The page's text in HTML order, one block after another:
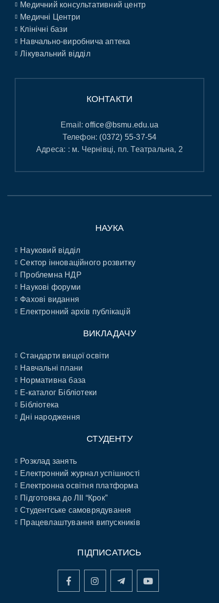
Медичний консультативний центр
Медичні Центри
Клінічні бази
Навчально-виробнича аптека
Лікувальний відділ
КОНТАКТИ
Email:office@bsmu.edu.ua
Телефон: (0372) 55-37-54
Адреса: : м. Чернівці, пл. Театральна, 2
НАУКА
Науковий відділ
Сектор інноваційного розвитку
Проблемна НДР
Наукові форуми
Фахові видання
Електронний архів публікацій
ВИКЛАДАЧУ
Стандарти вищої освіти
Навчальні плани
Нормативна база
E-каталог Бібліотеки
Бібліотека
Дні народження
СТУДЕНТУ
Розклад занять
Електронний журнал успішності
Електронна освітня платформа
Підготовка до ЛІІ “Крок”
Студентське самоврядування
Працевлаштування випускників
ПІДПИСАТИСЬ